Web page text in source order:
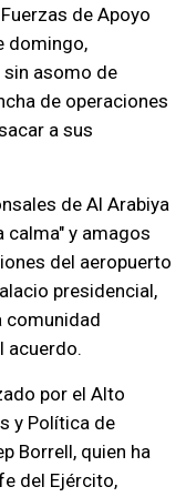
de Apoyo
domingo,
sin asomo de
de operaciones
a sus
de Al Arabiya
calma" y amagos
del aeropuerto
presidencial,
comunidad
acuerdo.
por el Alto
y Política de
Borrell, quien ha
del Ejército,